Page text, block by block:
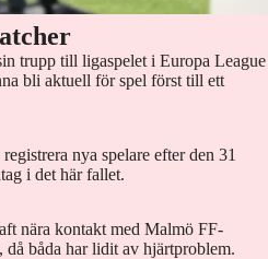
trupp till ligaspelet i Europa League
bli aktuell för spel först till ett
nya spelare efter den 31
i det här fallet.
nära kontakt med Malmö FF-
båda har lidit av hjärtproblem.